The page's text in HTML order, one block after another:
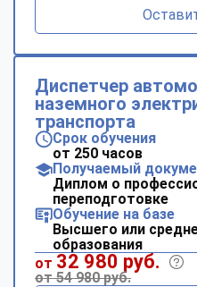
Диспетчер
наземного
транспорта
Срок обучения
от 250 часов
Получаемый
Диплом о
переподготовке
Обучение на базе
Высшего или
образования
от 32 980 руб.
от 54 980 руб.